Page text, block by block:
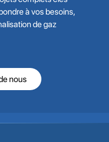
à vos besoins,
de gaz
nous